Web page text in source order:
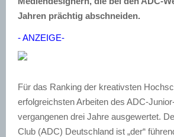
Jahren prächtig abschneiden.
- ANZEIGE-
Für das Ranking der kreativsten
erfolgreichsten Arbeiten des ADC-
vergangenen drei Jahre ausgewertet.
Club (ADC) Deutschland ist „der“